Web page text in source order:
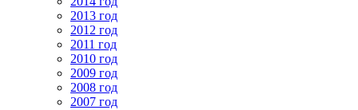
2013 год
2012 год
2011 год
2010 год
2009 год
2008 год
2007 год